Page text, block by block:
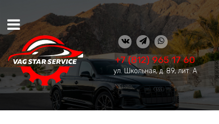
+7 (812) 965 17 60
ул. Школьная, д. 89, лит. А